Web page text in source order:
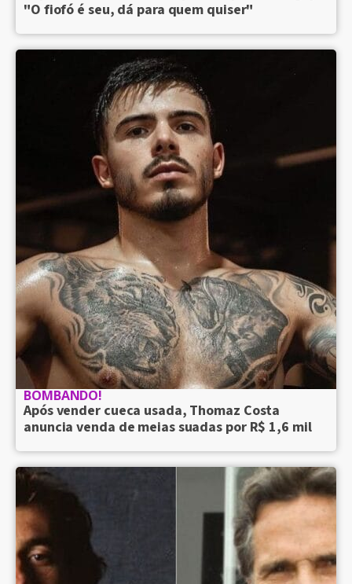
"O fiofó é seu, dá para quem quiser"
BOMBANDO!
Após vender cueca usada, Thomaz Costa
anuncia venda de meias suadas por R$ 1,6 mil